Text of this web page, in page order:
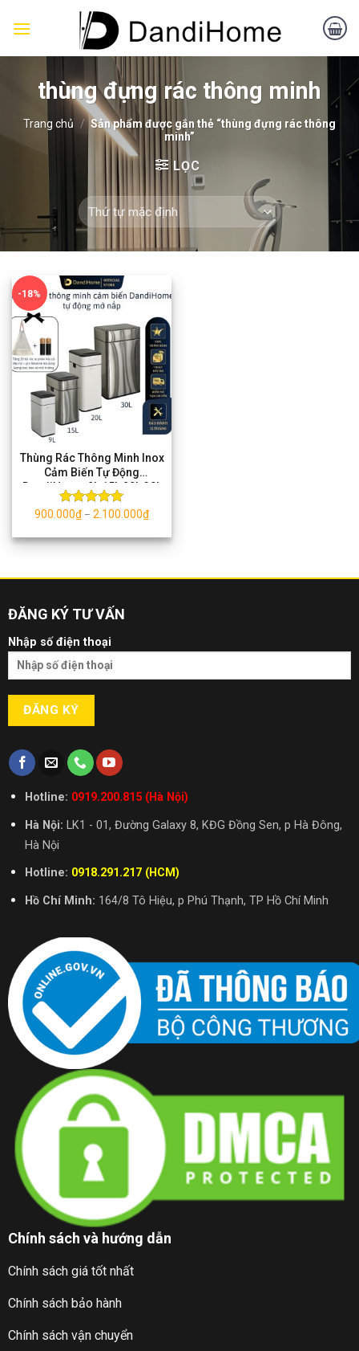
thùng đựng rác thông minh
Trang chủ / Sản phẩm được gắn thẻ “thùng đựng rác thông
minh”
LỌC
-18%
Thùng Rác Thông Minh Inox
Cảm Biến Tự Động
DandiHome 9L 15L 20L 30L
Được xếp
5 sao
900.000₫– 2.100.000₫
ĐĂNG KÝ TƯ VẤN
Nhập số điện thoại
Hotline: 0919.200.815 (Hà Nội)
Hà Nội: LK1 - 01, Đường Galaxy 8, KĐG Đồng Sen, p Hà Đông,
Hà Nội
Hotline: 0918.291.217 (HCM)
Hồ Chí Minh: 164/8 Tô Hiệu, p Phú Thạnh, TP Hồ Chí Minh
Chính sách và hướng dẫn
Chính sách giá tốt nhất
Chính sách bảo hành
Chính sách vận chuyển